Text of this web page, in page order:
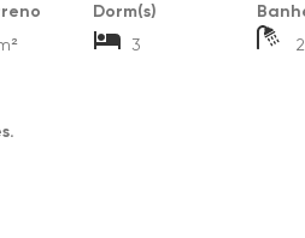
Dorm(s)
3 2